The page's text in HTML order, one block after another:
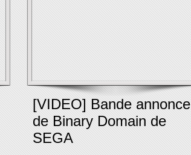
[VIDEO] Bande annonce
de Binary Domain de
SEGA